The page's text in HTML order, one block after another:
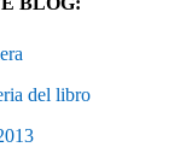
del libro